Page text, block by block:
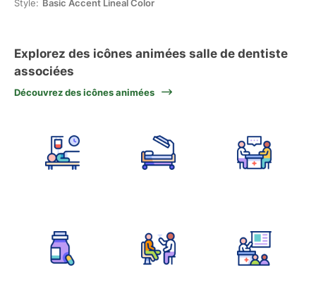
Style: Basic Accent Lineal Color
Explorez des icônes animées salle de dentiste
associées
Découvrez des icônes animées